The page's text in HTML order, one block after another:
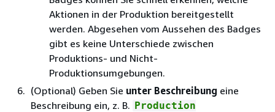
Aktionen in der Produktion bereitgestellt
werden. Abgesehen vom Aussehen des Badges
gibt es keine Unterschiede zwischen
Produktions- und Nicht-
Produktionsumgebungen.
(Optional) Geben Sie unter Beschreibung eine
Beschreibung ein, z. B. Production